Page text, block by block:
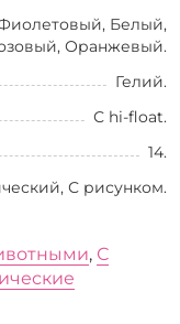
Белый,
Оранжевый.
Гелий.
С hi-float.
14.
С рисунком.
, С